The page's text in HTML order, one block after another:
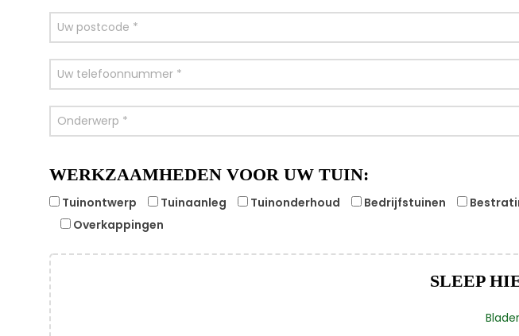
WERKZAAMHEDEN VOOR UW TUIN:
Tuinontwerp Tuinaanleg Tuinonderhoud Bedrijfstuinen
Overkappingen
SLEEP